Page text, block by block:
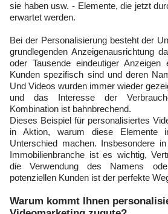
sie haben usw. - Elemente, die jetzt
erwartet werden.
Bei der Personalisierung besteht der
grundlegenden Anzeigenausrichtung
oder Tausende eindeutiger
Kunden spezifisch sind und deren
Und Videos wurden immer wieder
und das Interesse der
Kombination ist bahnbrechend.
Dieses Beispiel für personalisiertes
in Aktion, warum diese Elemente
Unterschied machen. Insbesondere
Immobilienbranche ist es wichtig,
die Verwendung des Namens
potenziellen Kunden ist der perfekte
Warum kommt Ihnen